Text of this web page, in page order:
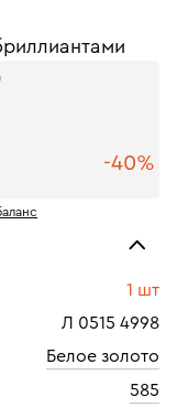
-40%
1 шт
Л 0515 4998
Белое золото
585